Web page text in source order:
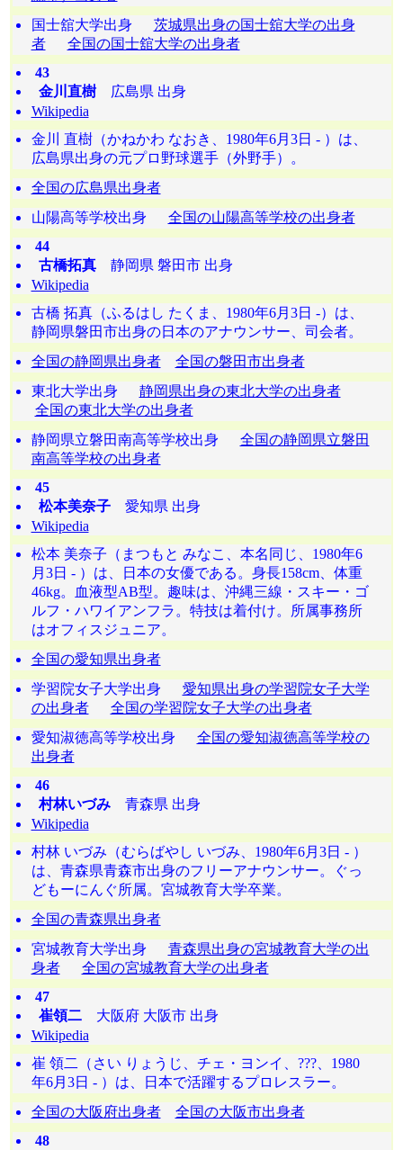
国士舘大学出身 茨城県出身の国士舘大学の出身
者
全国の国士舘大学の出身者
43
金川直樹広島県 出身
Wikipedia
金川 直樹（かねかわ なおき、1980年6月3日 - ）は、
広島県出身の元プロ野球選手（外野手）。
全国の広島県出身者
山陽高等学校出身 全国の山陽高等学校の出身者
44
古橋拓真静岡県 磐田市 出身
Wikipedia
古橋 拓真（ふるはし たくま、1980年6月3日 -）は、
静岡県磐田市出身の日本のアナウンサー、司会者。
全国の静岡県出身者
全国の磐田市出身者
東北大学出身 静岡県出身の東北大学の出身者
全国の東北大学の出身者
静岡県立磐田南高等学校出身 全国の静岡県立磐田
南高等学校の出身者
45
松本美奈子愛知県 出身
Wikipedia
松本 美奈子（まつもと みなこ、本名同じ、1980年6
月3日 - ）は、日本の女優である。身長158cm、体重
46kg。血液型AB型。趣味は、沖縄三線・スキー・ゴ
ルフ・ハワイアンフラ。特技は着付け。所属事務所
はオフィスジュニア。
全国の愛知県出身者
学習院女子大学出身 愛知県出身の学習院女子大学
の出身者
全国の学習院女子大学の出身者
愛知淑徳高等学校出身 全国の愛知淑徳高等学校の
出身者
46
村林いづみ青森県 出身
Wikipedia
村林 いづみ（むらばやし いづみ、1980年6月3日 - ）
は、青森県青森市出身のフリーアナウンサー。ぐっ
どもーにんぐ所属。宮城教育大学卒業。
全国の青森県出身者
宮城教育大学出身 青森県出身の宮城教育大学の出
身者
全国の宮城教育大学の出身者
47
崔領二大阪府 大阪市 出身
Wikipedia
崔 領二（さい りょうじ、チェ・ヨンイ、???、1980
年6月3日 - ）は、日本で活躍するプロレスラー。
全国の大阪府出身者
全国の大阪市出身者
48